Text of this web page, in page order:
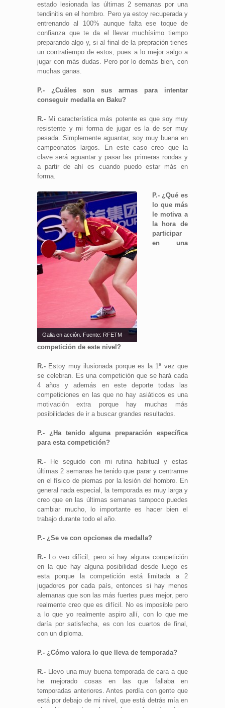
estado lesionada las últimas 2 semanas por una
tendinitis en el hombro. Pero ya estoy recuperada y
entrenando al 100% aunque falta ese toque de
confianza que te da el llevar muchísimo tiempo
preparando algo y, si al final de la prepración tienes
un contratiempo de estos, pues a lo mejor salgo a
jugar con más dudas. Pero por lo demás bien, con
muchas ganas.
P.- ¿Cuáles son sus armas para intentar
conseguir medalla en Baku?
R.- Mi característica más potente es que soy muy
resistente y mi forma de jugar es la de ser muy
pesada. Simplemente aguantar, soy muy buena en
campeonatos largos. En este caso creo que la
clave será aguantar y pasar las primeras rondas y
a partir de ahí es cuando puedo estar más en
forma.
Galia en acción. Fuente: RFETM
P.- ¿Qué es
lo que más
le motiva a
la hora de
participar
en una
competición de este nivel?
R.- Estoy muy ilusionada porque es la 1ª vez que
se celebran. Es una competición que se hará cada
4 años y además en este deporte todas las
competiciones en las que no hay asiáticos es una
motivación extra porque hay muchas más
posibilidades de ir a buscar grandes resultados.
P.- ¿Ha tenido alguna preparación específica
para esta competición?
R.-
He seguido con mi rutina habitual y estas
últimas 2 semanas he tenido que parar y centrarme
en el físico de piernas por la lesión del hombro. En
general nada especial, la temporada es muy larga y
creo que en las últimas semanas tampoco puedes
cambiar mucho, lo importante es hacer bien el
trabajo durante todo el año.
P.- ¿Se ve con opciones de medalla?
R.- Lo veo difícil, pero si hay alguna competición
en la que hay alguna posibilidad desde luego es
esta porque la competición está limitada a 2
jugadores por cada país, entonces si hay menos
alemanas que son las más fuertes pues mejor, pero
realmente creo que es difícil. No es imposible pero
a lo que yo realmente aspiro allí, con lo que me
daría por satisfecha, es con los cuartos de final,
con un diploma.
P.- ¿Cómo valora lo que lleva de temporada?
R.- Llevo una muy buena temporada de cara a que
he mejorado cosas en las que fallaba en
temporadas anteriores. Antes perdía con gente que
está por debajo de mi nivel, que está detrás mía en